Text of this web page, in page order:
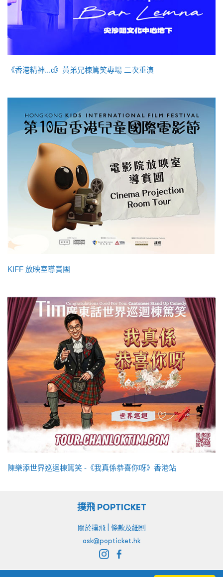
《香港精神...d》黃弟兄棟篤笑專場 二次重演
KIFF 放映室導賞團
陳樂添世界巡迴棟篤笑 -《我真係恭喜你呀》香港站
撲飛 POPTICKET
關於撲飛| 條款及細則
ask@popticket.hk